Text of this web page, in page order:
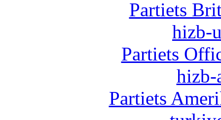
Partiets
hizb-
Partiets
hizb-
Partiets